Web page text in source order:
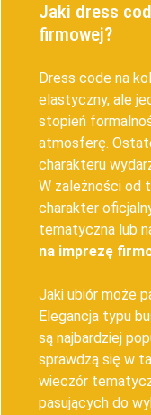
Jaki dress
firmowej?
Dress code na
elastyczny, ale
stopień
atmosferę.
charakteru
W zależności od
charakter
tematyczna lub
na imprezę
Jaki ubiór może
Elegancja typu
są najbardziej
sprawdzą się w
wieczór
pasujących do